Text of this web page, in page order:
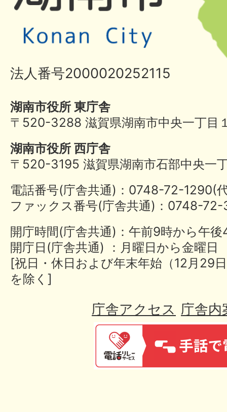
法人番号2000020252115
湖南市役所 東庁舎
〒520-3288 滋賀県湖南市中央一丁目
湖南市役所 西庁舎
〒520-3195 滋賀県湖南市石部中央一
電話番号(庁舎共通)：0748-72-
ファックス番号(庁舎共通)：0748-
開庁時間(庁舎共通)：午前9時から午
開庁日(庁舎共通) ：月曜日から金曜日
[祝日・休日および年末年始（12月29
を除く]
庁舎アクセス 庁舎内